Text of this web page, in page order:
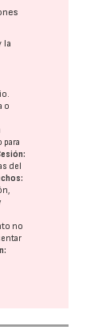
la
o
para
del
no